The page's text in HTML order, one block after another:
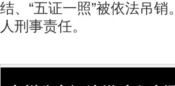
结、“五证一照”被依法吊
人刑事责任。